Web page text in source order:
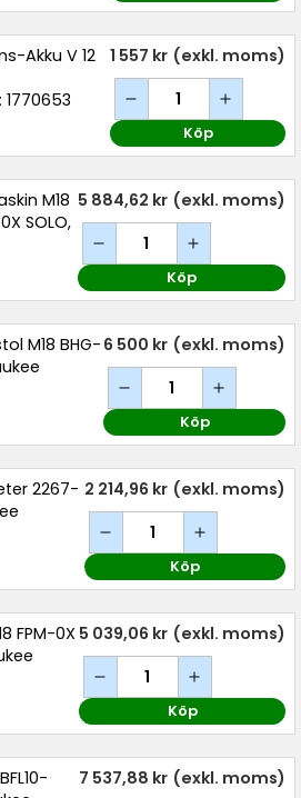
Akku V 12
1770653
1 557 kr (exkl. moms)
Köp
M18
SOLO,
5 884,62 kr (exkl. moms)
Köp
M18 BHG- 6 500 kr (exkl. moms)
Köp
2267- 2 214,96 kr (exkl. moms)
Köp
FPM-0X 5 039,06 kr (exkl. moms)
Köp
7 537,88 kr (exkl. moms)